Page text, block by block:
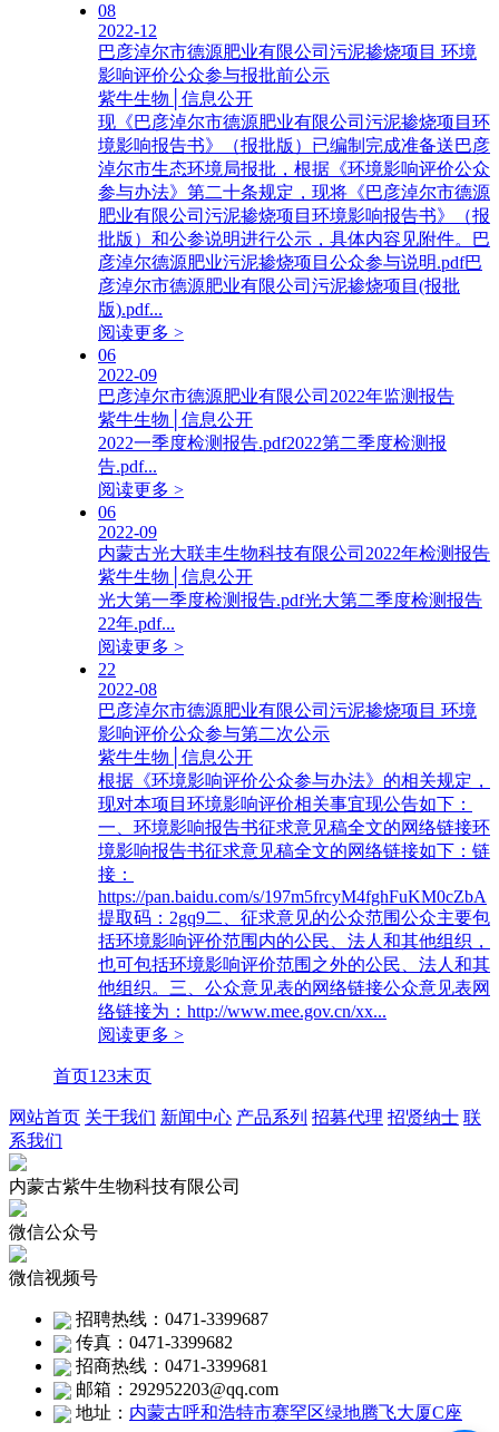
08
2022-12
巴彦淖尔市德源肥业有限公司污泥掺烧项目 环境
影响评价公众参与报批前公示
紫牛生物│信息公开
现《巴彦淖尔市德源肥业有限公司污泥掺烧项目环
境影响报告书》（报批版）已编制完成准备送巴彦
淖尔市生态环境局报批，根据《环境影响评价公众
参与办法》第二十条规定，现将《巴彦淖尔市德源
肥业有限公司污泥掺烧项目环境影响报告书》（报
批版）和公参说明进行公示，具体内容见附件。巴
彦淖尔德源肥业污泥掺烧项目公众参与说明.pdf巴
彦淖尔市德源肥业有限公司污泥掺烧项目(报批
版).pdf...
阅读更多 >
06
2022-09
巴彦淖尔市德源肥业有限公司2022年监测报告
紫牛生物│信息公开
2022一季度检测报告.pdf2022第二季度检测报
告.pdf...
阅读更多 >
06
2022-09
内蒙古光大联丰生物科技有限公司2022年检测报告
紫牛生物│信息公开
光大第一季度检测报告.pdf光大第二季度检测报告
22年.pdf...
阅读更多 >
22
2022-08
巴彦淖尔市德源肥业有限公司污泥掺烧项目 环境
影响评价公众参与第二次公示
紫牛生物│信息公开
根据《环境影响评价公众参与办法》的相关规定，
现对本项目环境影响评价相关事宜现公告如下：
一、环境影响报告书征求意见稿全文的网络链接环
境影响报告书征求意见稿全文的网络链接如下：链
接：
https://pan.baidu.com/s/197m5frcyM4fghFuKM0cZbA
提取码：2gq9二、征求意见的公众范围公众主要包
括环境影响评价范围内的公民、法人和其他组织，
也可包括环境影响评价范围之外的公民、法人和其
他组织。三、公众意见表的网络链接公众意见表网
络链接为：http://www.mee.gov.cn/xx...
阅读更多 >
首页1 23末页
网站首页 关于我们 新闻中心 产品系列 招募代理 招贤纳士 联
系我们
内蒙古紫牛生物科技有限公司
微信公众号
微信视频号
招聘热线：0471-3399687
传真：0471-3399682
招商热线：0471-3399681
邮箱：292952203@qq.com
地址： 内蒙古呼和浩特市赛罕区绿地腾飞大厦C座